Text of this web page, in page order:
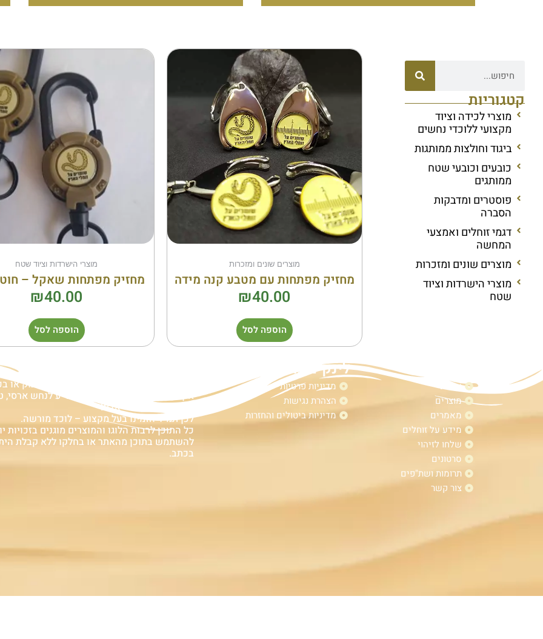
קטגוריות
מוצרי לכידה וציוד
מקצועי ללוכדי נחשים
ביגוד וחולצות ממותגות
כובעים וכובעי שטח
ממותגים
פוסטרים ומדבקות
הסברה
דגמי זוחלים ואמצעי
המחשה
מוצרים שונים ומזכרות
מוצרי הישרדות וציוד
שטח
מוצרים שונים ומזכרות
מחזיק מפתחות עם מטבע קנה מידה
₪40.00
הוספה לסל
מוצרי הישרדות וציוד שטח
מחזיק מפתחות שאקל –
₪40.00
הוספה לסל
אודות
מוצרים
מאמרים
מידע על זוחלים
שלחו לזיהוי
סרטונים
תרומות ושת"פים
צור קשר
לינקים נוספים
מדיניות פרטיות
הצהרת נגישות
מדיניות ביטולים והחזרות
במוצרים ובמידע המובא באתר, בדף פיסבוק או
אין המלצה לגעת, להתעסק, להפריע לנחש ארסי,
עלולה לעלות בחיי אדם!
לכן תמיד הזמינו בעל מקצוע – לוכד מורשה.
כל התוכן לרבות הלוגו והמוצרים מוגנים בזכויות
להשתמש בתוכן מהאתר או בחלקו ללא קבלת
בכתב.